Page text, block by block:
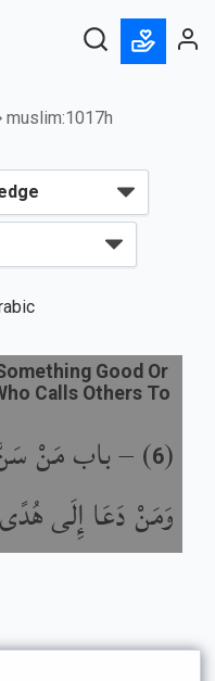
muslim:1017h
(
6
) –باب مَنْ
وَمَنْ دَعَا إِلَى
Good Or
Calls Others To